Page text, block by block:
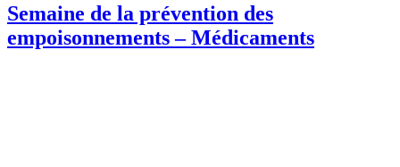
Semaine de la prévention des
empoisonnements – Médicaments